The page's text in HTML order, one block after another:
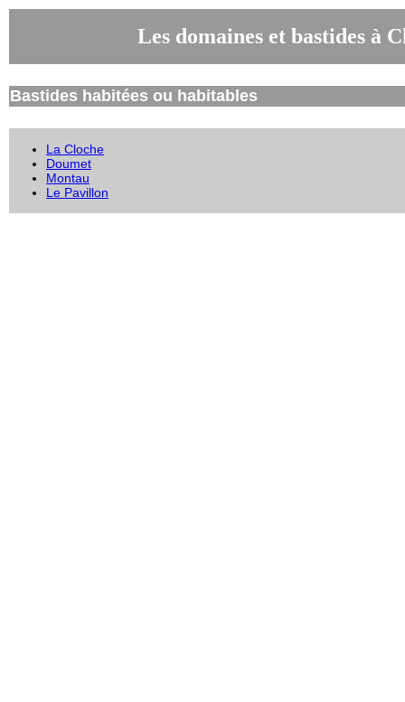
Les domaines et bastides à
Bastides habitées ou habitables
La Cloche
Doumet
Montau
Le Pavillon